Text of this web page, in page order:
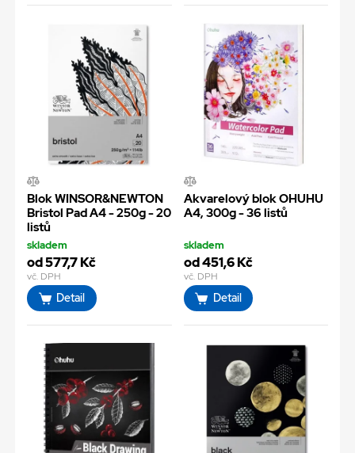
Blok WINSOR&NEWTON
Bristol Pad A4 - 250g - 20
listů
skladem
od 577,7 Kč
vč. DPH
Detail
Akvarelový blok OHUHU
A4, 300g - 36 listů
skladem
od 451,6 Kč
vč. DPH
Detail